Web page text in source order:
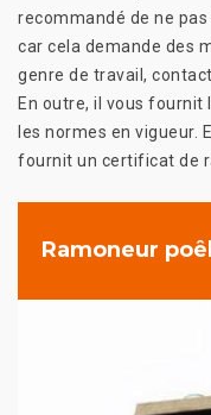
recommandé de ne
car cela demande des
genre de travail,
En outre, il vous
les normes en vigueur.
fournit un certificat de
Ramoneur